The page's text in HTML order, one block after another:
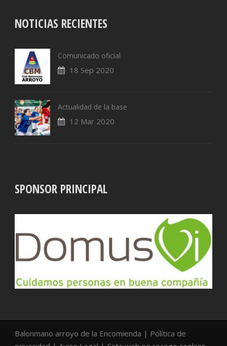
NOTICIAS RECIENTES
Comunicado oficial
18 Sep 2020
Actualidad de la base
12 Mar 2020
SPONSOR PRINCIPAL
Balonmano arroyo de la Encomienda | Política de